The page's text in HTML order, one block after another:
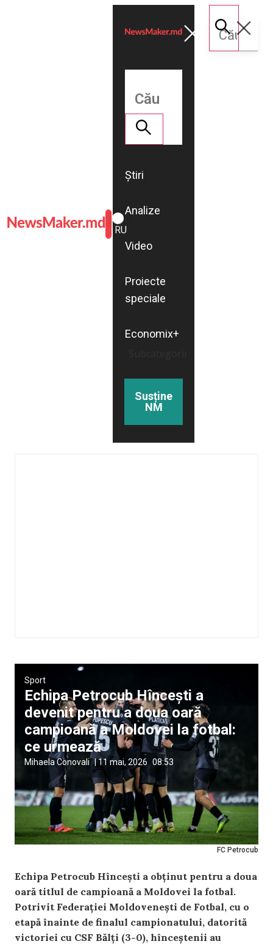
ROMÂNĂ
RU
Știri
Analize
Video
Proiecte
speciale
Economix+
Susține
NM
FC Petrocub
Sport
Echipa Petrocub Hîncești a
devenit pentru a doua oară
campioană a Moldovei la fotbal:
ce urmează
Mihaela Conovali |11 mai, 2026 08:53
Echipa Petrocub Hîncești a obținut pentru a doua
oară titlul de campioană a Moldovei la fotbal.
Potrivit Federației Moldovenești de Fotbal, cu o
etapă înainte de finalul campionatului, datorită
victoriei cu CSF Bălți (3-0), hînceștenii au